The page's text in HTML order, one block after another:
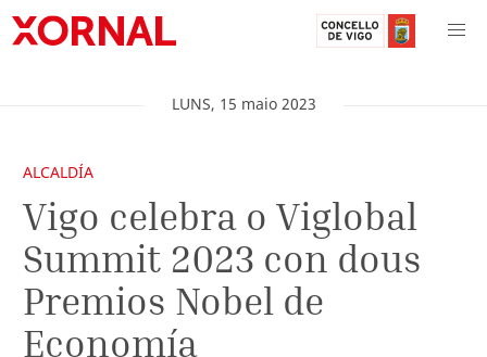
LUNS, 15 maio 2023
ALCALDÍA
Vigo celebra o Viglobal
Summit 2023 con dous
Premios Nobel de
Economía